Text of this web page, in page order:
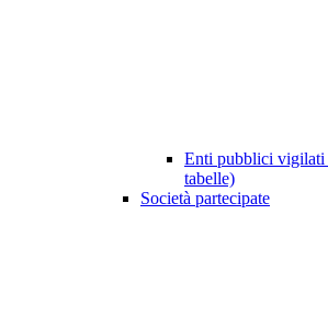
Enti pubblici vigilati
tabelle)
Società partecipate